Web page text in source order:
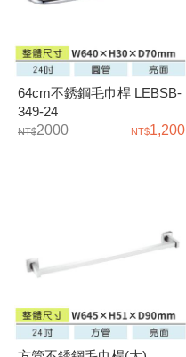
64cm不銹鋼毛巾桿 LEBSB-
349-24
2000
1,200